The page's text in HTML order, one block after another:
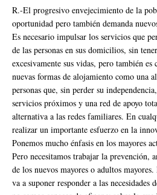
R.-El progresivo envejecimiento de la
oportunidad pero también demanda
Es necesario impulsar los servicios que
de las personas en sus domicilios, sin
excesivamente sus vidas, pero también
nuevas formas de alojamiento como una
personas que, sin perder su
servicios próximos y una red de apoyo
alternativa a las redes familiares. En
realizar un importante esfuerzo en la
Ponemos mucho énfasis en los mayores
Pero necesitamos trabajar la prevención,
de los nuevos mayores o adultos
va a suponer responder a las necesidades